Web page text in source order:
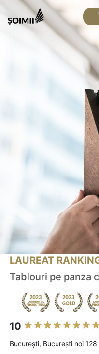
LAUREAT
Tablouri pe panza
10
Bucureşti, București noi 128